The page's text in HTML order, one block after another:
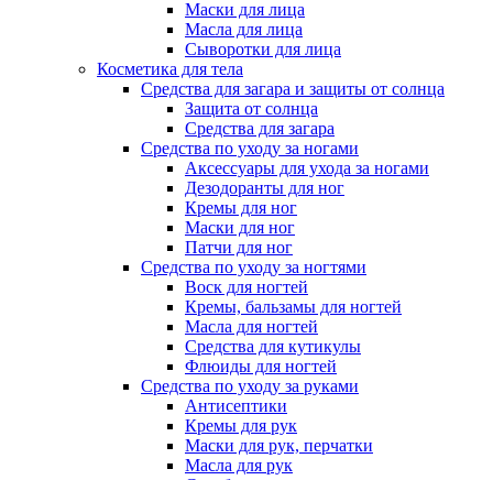
Маски для лица
Масла для лица
Сыворотки для лица
Косметика для тела
Средства для загара и защиты от солнца
Защита от солнца
Средства для загара
Средства по уходу за ногами
Аксессуары для ухода за ногами
Дезодоранты для ног
Кремы для ног
Маски для ног
Патчи для ног
Средства по уходу за ногтями
Воск для ногтей
Кремы, бальзамы для ногтей
Масла для ногтей
Средства для кутикулы
Флюиды для ногтей
Средства по уходу за руками
Антисептики
Кремы для рук
Маски для рук, перчатки
Масла для рук